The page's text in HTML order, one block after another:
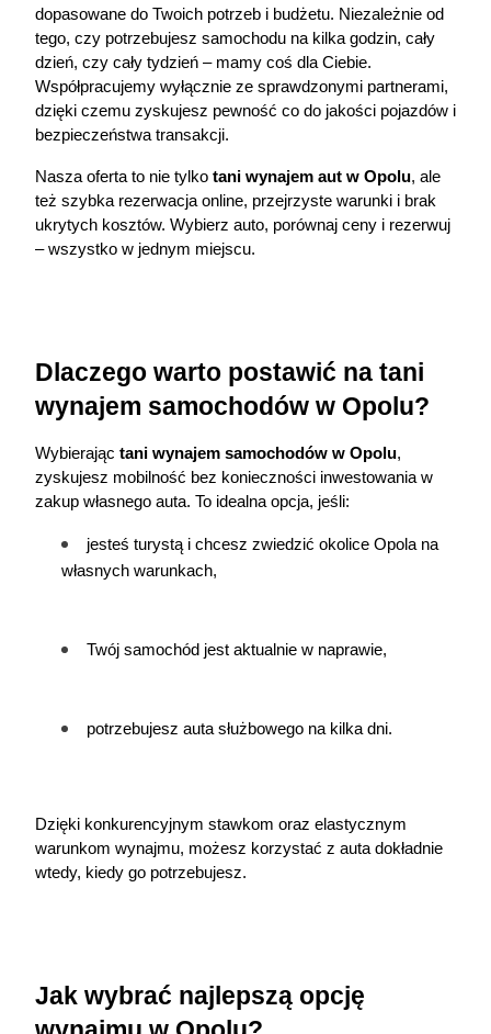
dopasowane do Twoich potrzeb i budżetu. Niezależnie od
tego, czy potrzebujesz samochodu na kilka godzin, cały
dzień, czy cały tydzień – mamy coś dla Ciebie.
Współpracujemy wyłącznie ze sprawdzonymi partnerami,
dzięki czemu zyskujesz pewność co do jakości pojazdów i
bezpieczeństwa transakcji.
Nasza oferta to nie tylko tani wynajem aut w Opolu, ale
też szybka rezerwacja online, przejrzyste warunki i brak
ukrytych kosztów. Wybierz auto, porównaj ceny i rezerwuj
– wszystko w jednym miejscu.
Dlaczego warto postawić na tani
wynajem samochodów w Opolu?
Wybierając tani wynajem samochodów w Opolu,
zyskujesz mobilność bez konieczności inwestowania w
zakup własnego auta. To idealna opcja, jeśli:
jesteś turystą i chcesz zwiedzić okolice Opola na
własnych warunkach,
Twój samochód jest aktualnie w naprawie,
potrzebujesz auta służbowego na kilka dni.
Dzięki konkurencyjnym stawkom oraz elastycznym
warunkom wynajmu, możesz korzystać z auta dokładnie
wtedy, kiedy go potrzebujesz.
Jak wybrać najlepszą opcję